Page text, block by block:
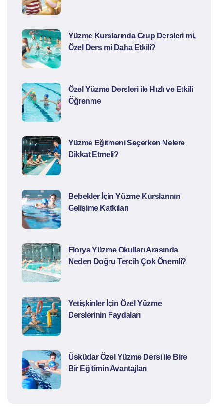
Yüzme Kurslarında Grup Dersleri mi,
Özel Ders mi Daha Etkili?
Özel Yüzme Dersleri ile Hızlı ve Etkili
Öğrenme
Yüzme Eğitmeni Seçerken Nelere
Dikkat Etmeli?
Bebekler İçin Yüzme Kurslarının
Gelişime Katkıları
Florya Yüzme Okulları Arasında
Neden Doğru Tercih Çok Önemli?
Yetişkinler İçin Özel Yüzme
Derslerinin Faydaları
Üsküdar Özel Yüzme Dersi ile Bire
Bir Eğitimin Avantajları